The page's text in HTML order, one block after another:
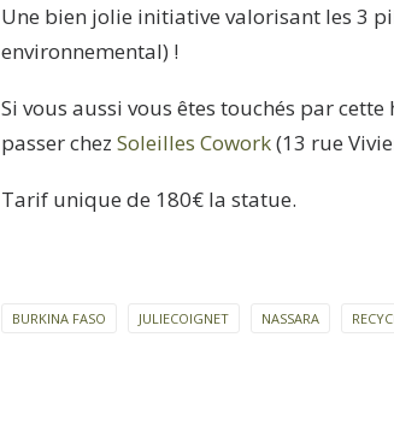
Une bien jolie initiative valorisant les 3
environnemental) !
Si vous aussi vous êtes touchés par
passer chez Soleilles Cowork(13 rue
Tarif unique de 180€ la statue.
BURKINA FASO JULIECOIGNET NASSARA